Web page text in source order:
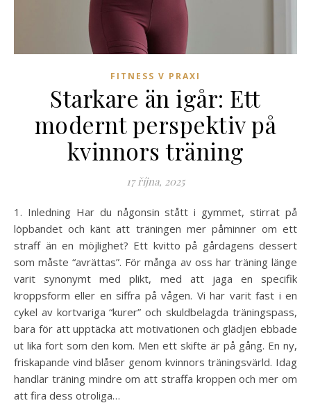
FITNESS V PRAXI
Starkare än igår: Ett
modernt perspektiv på
kvinnors träning
17 října, 2025
1. Inledning Har du någonsin stått i gymmet, stirrat på
löpbandet och känt att träningen mer påminner om ett
straff än en möjlighet? Ett kvitto på gårdagens dessert
som måste “avrättas”. För många av oss har träning länge
varit synonymt med plikt, med att jaga en specifik
kroppsform eller en siffra på vågen. Vi har varit fast i en
cykel av kortvariga “kurer” och skuldbelagda träningspass,
bara för att upptäcka att motivationen och glädjen ebbade
ut lika fort som den kom. Men ett skifte är på gång. En ny,
friskapande vind blåser genom kvinnors träningsvärld. Idag
handlar träning mindre om att straffa kroppen och mer om
att fira dess otroliga…